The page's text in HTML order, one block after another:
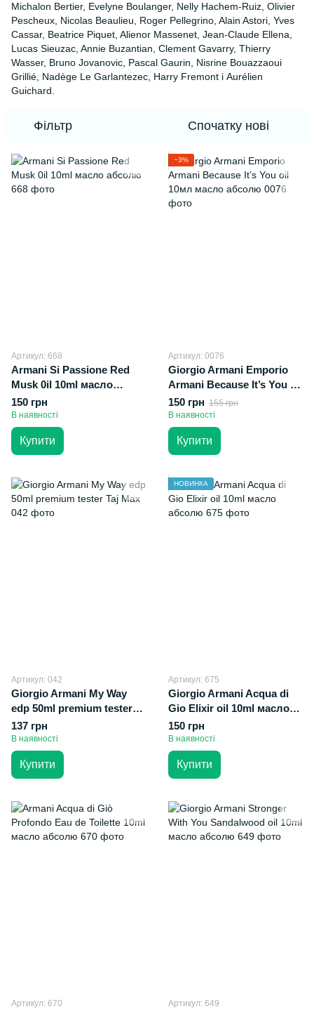
Michalon Bertier, Evelyne Boulanger, Nelly Hachem-Ruiz, Olivier
Pescheux, Nicolas Beaulieu, Roger Pellegrino, Alain Astori, Yves
Cassar, Beatrice Piquet, Alienor Massenet, Jean-Claude Ellena,
Lucas Sieuzac, Annie Buzantian, Clement Gavarry, Thierry
Wasser, Bruno Jovanovic, Pascal Gaurin, Nisrine Bouazzaoui
Grillié, Nadège Le Garlantezec, Harry Fremont і Aurélien
Guichard.
Фільтр Спочатку нові
Артикул: 668
Armani Si Passione Red
Musk 0il 10ml масло
абсолю
150 грн
В наявності
Купити
−3%
Артикул: 0076
Giorgio Armani Emporio
Armani Because It’s You oil
10мл масло абсолю
150 грн 155 грн
В наявності
Купити
Артикул: 042
Giorgio Armani My Way
edp 50ml premium tester
Taj Max
137 грн
В наявності
Купити
НОВИНКА
Артикул: 675
Giorgio Armani Acqua di
Gio Elixir oil 10ml масло
абсолю
150 грн
В наявності
Купити
Артикул: 670 Артикул: 649